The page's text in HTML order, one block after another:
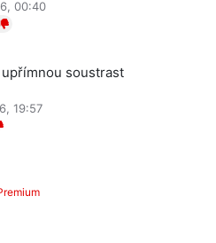
00:40
soustrast
19:57